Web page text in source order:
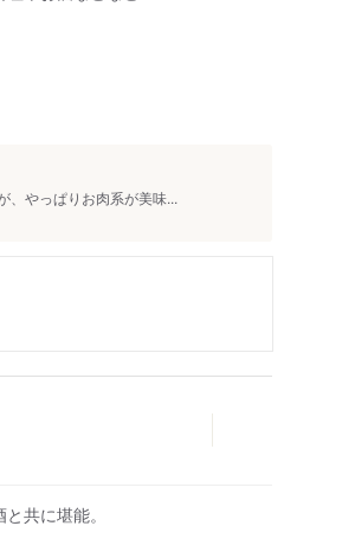
、やっぱりお肉系が美味...
共に堪能。